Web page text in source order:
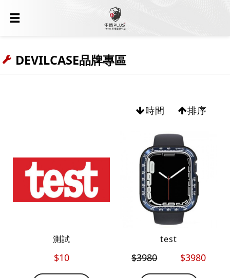
DEVILCASE品牌專區
時間 排序
測試
$10
test
$3980 $3980